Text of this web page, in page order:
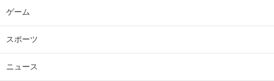
ゲーム
スポーツ
ニュース